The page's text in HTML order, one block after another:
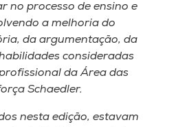
no processo de ensino e
a melhoria do
da argumentação, da
consideradas
da Área das
Schaedler.
nesta edição, estavam